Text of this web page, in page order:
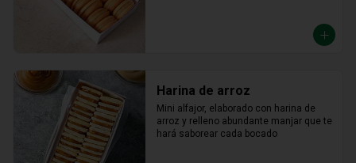
Harina de arroz
Mini alfajor, elaborado con harina de
arroz y relleno abundante manjar que te
hará saborear cada bocado